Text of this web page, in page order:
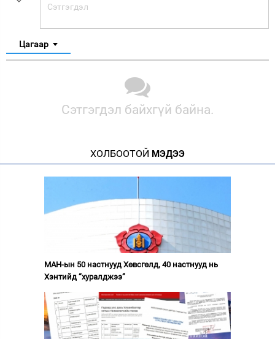
Цагаар
Сэтгэгдэл байхгүй байна.
ХОЛБООТОЙ МЭДЭЭ
МАН-ын 50 настнууд Хөвсгөлд, 40 настнууд нь
Хэнтийд “хуралджээ”